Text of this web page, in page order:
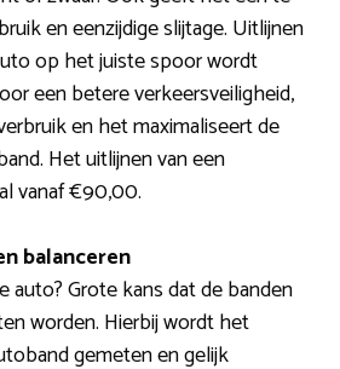
en eenzijdige slijtage. Uitlijnen
op het juiste spoor wordt
een betere verkeersveiligheid,
en het maximaliseert de
Het uitlijnen van een
vanaf €90,00.
balanceren
auto? Grote kans dat de banden
worden. Hierbij wordt het
gemeten en gelijk